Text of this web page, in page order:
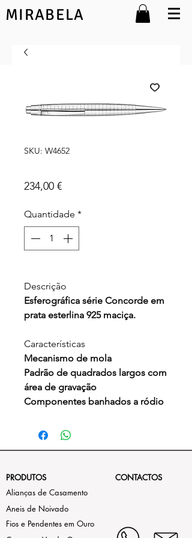
MIRABELA
SKU: W4652
234,00 €Preço
Quantidade *
Descrição
Esferográfica série Concorde em
prata esterlina 925 maciça.
Características
Mecanismo de mola
Padrão de quadrados largos com
área de gravação
Componentes banhados a ródio
PRODUTOS
CONTACTOS
Alianças de Casamento
Aneis de Noivado
Fios e Pendentes em Ouro